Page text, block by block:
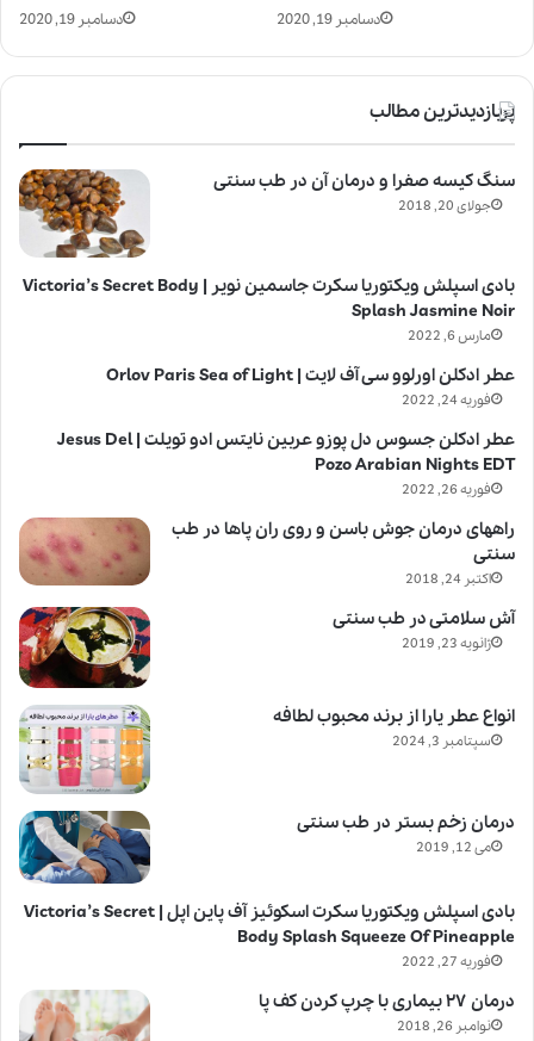
دسامبر 19, 2020 دسامبر 19, 2020
پربازدیدترین مطالب
سنگ کیسه صفرا و درمان آن در طب سنتی
جولای 20, 2018
بادی اسپلش ویکتوریا سکرت جاسمین نویر | Victoria’s Secret Body
Splash Jasmine Noir
مارس 6, 2022
عطر ادکلن اورلوو سی آف لایت | Orlov Paris Sea of Light
فوریه 24, 2022
عطر ادکلن جسوس دل پوزو عربین نایتس ادو تویلت | Jesus Del
Pozo Arabian Nights EDT
فوریه 26, 2022
راههای درمان جوش باسن و روی ران پاها در طب
سنتی
اکتبر 24, 2018
آش سلامتی در طب سنتی
ژانویه 23, 2019
انواع عطر یارا از برند محبوب لطافه
سپتامبر 3, 2024
درمان زخم بستر در طب سنتی
می 12, 2019
بادی اسپلش ویکتوریا سکرت اسکوئیز آف پاین اپل | Victoria’s Secret
Body Splash Squeeze Of Pineapple
فوریه 27, 2022
درمان ۲۷ بیماری با چرپ کردن کف پا
نوامبر 26, 2018